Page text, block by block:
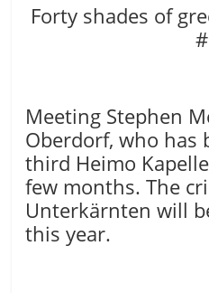
Forty shades of
#
Meeting Stephen
Oberdorf, who has
third Heimo
few months. The
Unterkärnten will
this year.